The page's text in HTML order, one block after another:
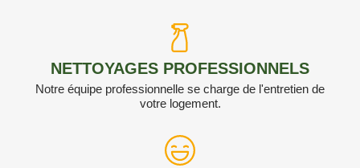
NETTOYAGES PROFESSIONNELS
Notre équipe professionnelle se charge de l'entretien de
votre logement.